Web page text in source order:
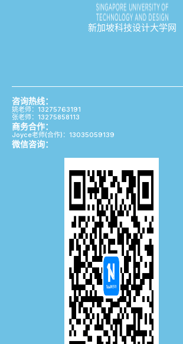
新加坡科技设计大学网
咨询热线：
姚老师：13275763191
张老师：13275858113
商务合作：
Joyce老师(合作)：13035059139
微信咨询：